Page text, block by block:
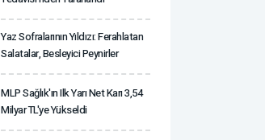
Yaz Sofralarının Yıldızı: Ferahlatan
Salatalar, Besleyici Peynirler
MLP Sağlık'ın Ilk Yarı Net Karı 3,54
Milyar TL'ye Yükseldi